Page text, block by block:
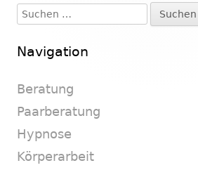
Seitenleiste
Suchen
nach:
Navigation
Beratung
Paarberatung
Hypnose
Körperarbeit